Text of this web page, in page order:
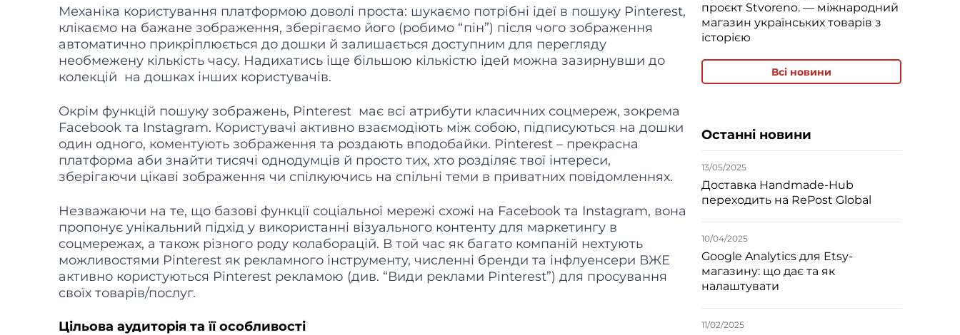
Механіка користування платформою доволі проста: шукаємо потрібні ідеї в пошуку Pinterest,
клікаємо на бажане зображення, зберігаємо його (робимо “пін”) після чого зображення
автоматично прикріплюється до дошки й залишається доступним для перегляду
необмежену кількість часу. Надихатись іще більшою кількістю ідей можна зазирнувши до
колекцій на дошках інших користувачів.
Окрім функцій пошуку зображень, Pinterest має всі атрибути класичних соцмереж, зокрема
Facebook та Instagram. Користувачі активно взаємодіють між собою, підписуються на дошки
один одного, коментують зображення та роздають вподобайки. Pinterest – прекрасна
платформа аби знайти тисячі однодумців й просто тих, хто розділяє твої інтереси,
зберігаючи цікаві зображення чи спілкуючись на спільні теми в приватних повідомленнях.
Незважаючи на те, що базові функції соціальної мережі схожі на Facebook та Instagram, вона
пропонує унікальний підхід у використанні візуального контенту для маркетингу в
соцмережах, а також різного роду колаборацій. В той час як багато компаній нехтують
можливостями Pinterest як рекламного інструменту, численні бренди та інфлуенсери ВЖЕ
активно користуються Pinterest рекламою (див. “Види реклами Pinterest”) для просування
своїх товарів/послуг.
Цільова аудиторія та її особливості
проєкт Stvoreno. — міжнародний
магазин українських товарів з
історією
Всі новини
Останні новини
13/05/2025
Доставка Handmade-Hub
переходить на RePost Global
10/04/2025
Google Analytics для Etsy-
магазину: що дає та як
налаштувати
11/02/2025